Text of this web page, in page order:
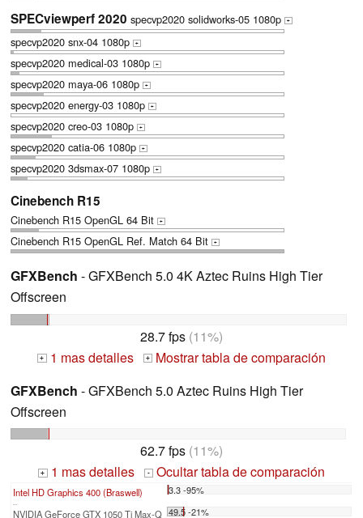
SPECviewperf 2020 specvp2020 solidworks-05 1080p +
specvp2020 snx-04 1080p +
specvp2020 medical-03 1080p +
specvp2020 maya-06 1080p +
specvp2020 energy-03 1080p +
specvp2020 creo-03 1080p +
specvp2020 catia-06 1080p +
specvp2020 3dsmax-07 1080p +
Cinebench R15
Cinebench R15 OpenGL 64 Bit +
Cinebench R15 OpenGL Ref. Match 64 Bit +
GFXBench - GFXBench 5.0 4K Aztec Ruins High Tier
Offscreen
28.7 fps (11%)
+ 1 mas detalles +
Mostrar tabla de comparación
GFXBench - GFXBench 5.0 Aztec Ruins High Tier
Offscreen
62.7 fps (11%)
+ 1 mas detalles - Ocultar tabla de comparación
Intel HD Graphics 400 (Braswell) 3.3 -95%
...
NVIDIA GeForce GTX 1050 Ti Max-Q 49.5 -21%